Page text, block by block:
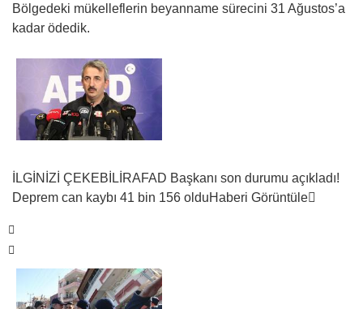
Bölgedeki mükelleflerin beyanname sürecini 31 Ağustos’a
kadar ödedik.
İLGİNİZİ ÇEKEBİLİRAFAD Başkanı son durumu açıkladı!
Deprem can kaybı 41 bin 156 olduHaberi Görüntüle